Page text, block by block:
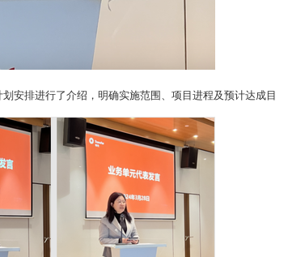
安排进行了介绍，明确实施范围、项目进程及预计达成目